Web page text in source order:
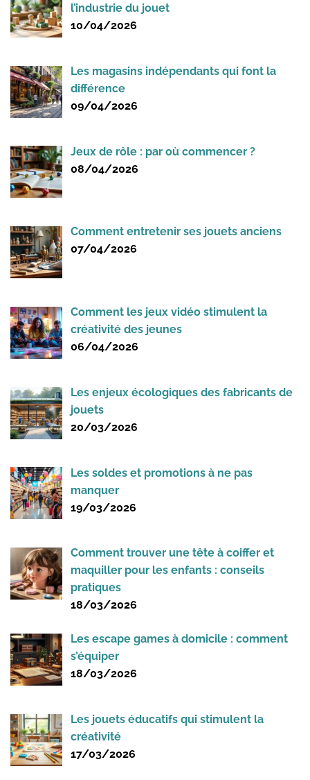
l’industrie du jouet
10/04/2026
Les magasins indépendants qui font la
différence
09/04/2026
Jeux de rôle : par où commencer ?
08/04/2026
Comment entretenir ses jouets anciens
07/04/2026
Comment les jeux vidéo stimulent la
créativité des jeunes
06/04/2026
Les enjeux écologiques des fabricants de
jouets
20/03/2026
Les soldes et promotions à ne pas
manquer
19/03/2026
Comment trouver une tête à coiffer et
maquiller pour les enfants : conseils
pratiques
18/03/2026
Les escape games à domicile : comment
s’équiper
18/03/2026
Les jouets éducatifs qui stimulent la
créativité
17/03/2026